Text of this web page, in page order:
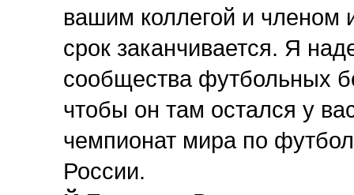
вашим коллегой и членом
срок заканчивается. Я
сообщества футбольных
чтобы он там остался у
чемпионат мира по
России.